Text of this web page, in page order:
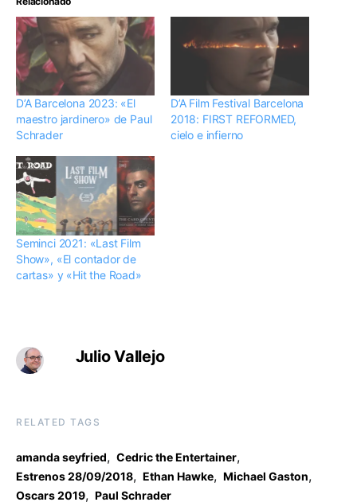
D’A Barcelona 2023: «El
maestro jardinero» de Paul
Schrader
D’A Film Festival Barcelona
2018: FIRST REFORMED,
cielo e infierno
Seminci 2021: «Last Film
Show», «El contador de
cartas» y «Hit the Road»
Julio Vallejo
RELATED TAGS
amanda seyfried, Cedric the Entertainer,
Estrenos 28/09/2018, Ethan Hawke, Michael Gaston,
Oscars 2019, Paul Schrader